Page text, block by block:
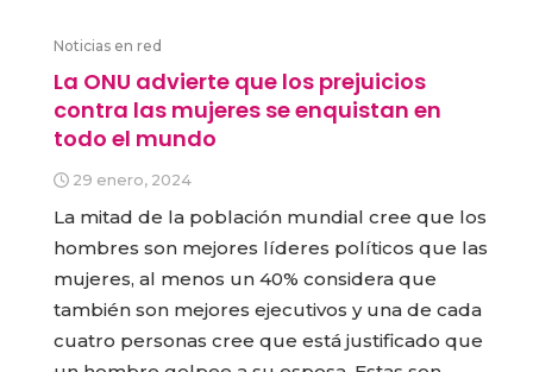
Noticias en red
La ONU advierte que los prejuicios
contra las mujeres se enquistan en
todo el mundo
29 enero, 2024
La mitad de la población mundial cree que los
hombres son mejores líderes políticos que las
mujeres, al menos un 40% considera que
también son mejores ejecutivos y una de cada
cuatro personas cree que está justificado que